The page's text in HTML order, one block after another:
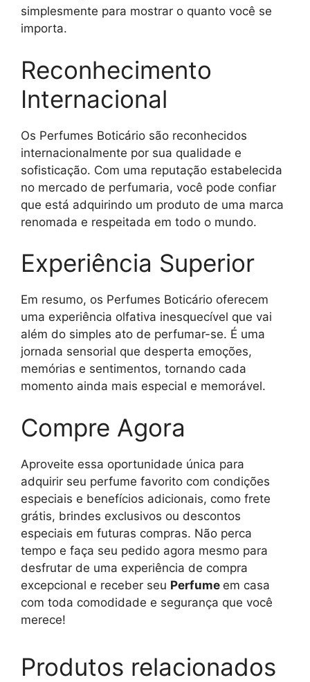
simplesmente para mostrar o quanto você se
importa.
Reconhecimento
Internacional
Os Perfumes Boticário são reconhecidos
internacionalmente por sua qualidade e
sofisticação. Com uma reputação estabelecida
no mercado de perfumaria, você pode confiar
que está adquirindo um produto de uma marca
renomada e respeitada em todo o mundo.
Experiência Superior
Em resumo, os Perfumes Boticário oferecem
uma experiência olfativa inesquecível que vai
além do simples ato de perfumar-se. É uma
jornada sensorial que desperta emoções,
memórias e sentimentos, tornando cada
momento ainda mais especial e memorável.
Compre Agora
Aproveite essa oportunidade única para
adquirir seu perfume favorito com condições
especiais e benefícios adicionais, como frete
grátis, brindes exclusivos ou descontos
especiais em futuras compras. Não perca
tempo e faça seu pedido agora mesmo para
desfrutar de uma experiência de compra
excepcional e receber seu Perfume em casa
com toda comodidade e segurança que você
merece!
Produtos relacionados